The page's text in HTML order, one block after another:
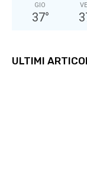
GIO
37°
ULTIMI